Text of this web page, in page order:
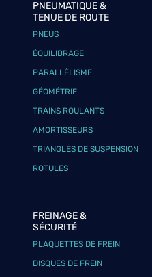
PNEUMATIQUE &
TENUE DE ROUTE
PNEUS
ÉQUILIBRAGE
PARALLÉLISME
GÉOMÉTRIE
TRAINS ROULANTS
AMORTISSEURS
TRIANGLES DE SUSPENSION
ROTULES
FREINAGE &
SÉCURITÉ
PLAQUETTES DE FREIN
DISQUES DE FREIN